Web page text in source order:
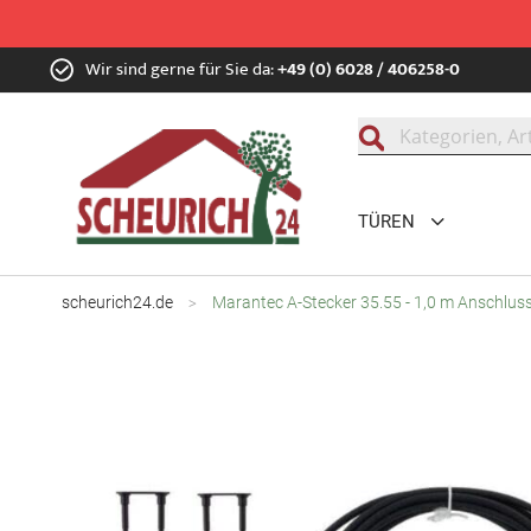
Zum
Inhalt Wir sind gerne für Sie da:+49 (0) 6028 / 406258-0
TÜREN
scheurich24.de Marantec A-Stecker 35.55 - 1,0 m